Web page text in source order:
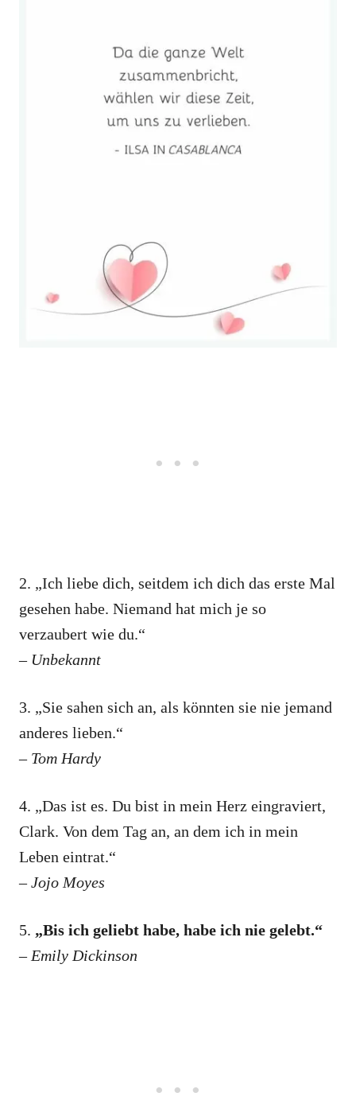
2. „Ich liebe dich, seitdem ich dich das erste Mal
gesehen habe. Niemand hat mich je so
verzaubert wie du.“
– Unbekannt
3. „Sie sahen sich an, als könnten sie nie jemand
anderes lieben.“
– Tom Hardy
4. „Das ist es. Du bist in mein Herz eingraviert,
Clark. Von dem Tag an, an dem ich in mein
Leben eintrat.“
– Jojo Moyes
5. „Bis ich geliebt habe, habe ich nie gelebt.“
– Emily Dickinson